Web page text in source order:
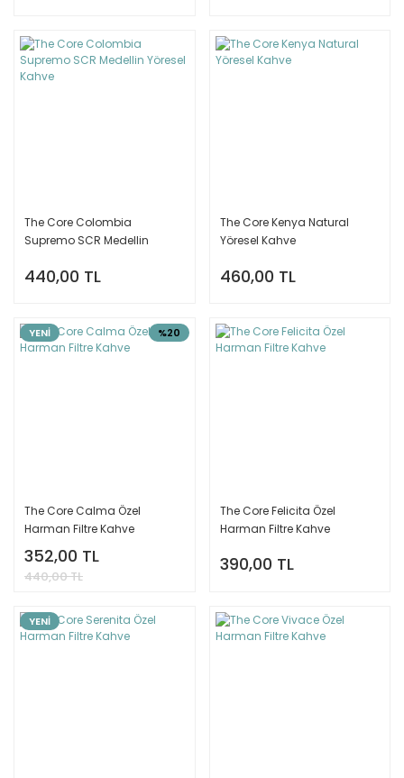
The Core Colombia
Supremo SCR Medellin
440,00 TL
The Core Kenya Natural
Yöresel Kahve
460,00 TL
%20
YENİ
The Core Calma Özel
Harman Filtre Kahve
352,00 TL
440,00 TL
The Core Felicita Özel
Harman Filtre Kahve
390,00 TL
YENİ